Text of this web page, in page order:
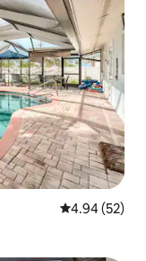
औसत रेटिंग 5 में
4.94 (52)